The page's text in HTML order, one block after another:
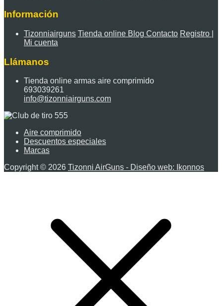
Información
Tizonniairguns Tienda online Blog Contacto Registro |
Mi cuenta
Llámanos
Tienda online armas aire comprimido
693039261
info@tizonniairguns.com
Aire comprimido
Descuentos especiales
Marcas
Copyright © 2026 Tizonni AirGuns - Diseño web: Ikonnos